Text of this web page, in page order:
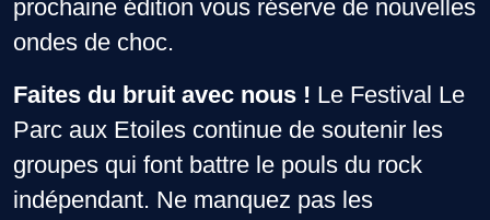
prochaine édition vous réserve de nouvelles
ondes de choc.
Faites du bruit avec nous ! Le Festival Le
Parc aux Etoiles continue de soutenir les
groupes qui font battre le pouls du rock
indépendant. Ne manquez pas les